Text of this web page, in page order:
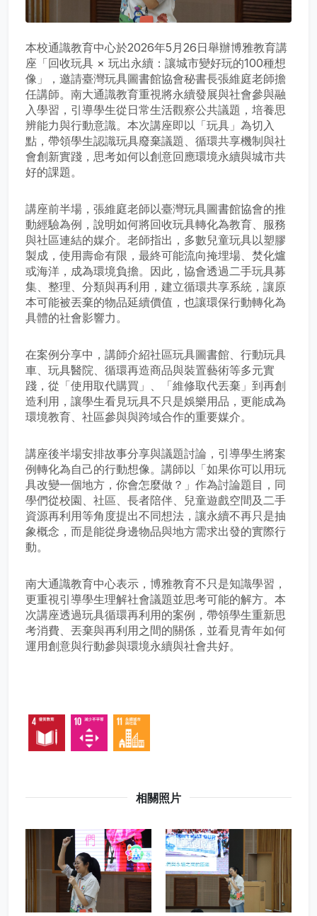
本校通識教育中心於2026年5月26日舉辦博雅教育講
座「回收玩具 × 玩出永續：讓城市變好玩的100種想
像」，邀請臺灣玩具圖書館協會秘書長張維庭老師擔
任講師。南大通識教育重視將永續發展與社會參與融
入學習，引導學生從日常生活觀察公共議題，培養思
辨能力與行動意識。本次講座即以「玩具」為切入
點，帶領學生認識玩具廢棄議題、循環共享機制與社
會創新實踐，思考如何以創意回應環境永續與城市共
好的課題。
講座前半場，張維庭老師以臺灣玩具圖書館協會的推
動經驗為例，說明如何將回收玩具轉化為教育、服務
與社區連結的媒介。老師指出，多數兒童玩具以塑膠
製成，使用壽命有限，最終可能流向掩埋場、焚化爐
或海洋，成為環境負擔。因此，協會透過二手玩具募
集、整理、分類與再利用，建立循環共享系統，讓原
本可能被丟棄的物品延續價值，也讓環保行動轉化為
具體的社會影響力。
在案例分享中，講師介紹社區玩具圖書館、行動玩具
車、玩具醫院、循環再造商品與裝置藝術等多元實
踐，從「使用取代購買」、「維修取代丟棄」到再創
造利用，讓學生看見玩具不只是娛樂用品，更能成為
環境教育、社區參與與跨域合作的重要媒介。
講座後半場安排故事分享與議題討論，引導學生將案
例轉化為自己的行動想像。講師以「如果你可以用玩
具改變一個地方，你會怎麼做？」作為討論題目，同
學們從校園、社區、長者陪伴、兒童遊戲空間及二手
資源再利用等角度提出不同想法，讓永續不再只是抽
象概念，而是能從身邊物品與地方需求出發的實際行
動。
南大通識教育中心表示，博雅教育不只是知識學習，
更重視引導學生理解社會議題並思考可能的解方。本
次講座透過玩具循環再利用的案例，帶領學生重新思
考消費、丟棄與再利用之間的關係，並看見青年如何
運用創意與行動參與環境永續與社會共好。
相關照片